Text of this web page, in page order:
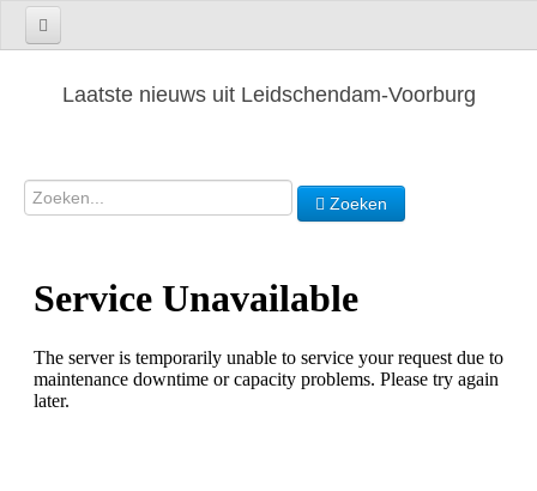
Laatste nieuws uit Leidschendam-Voorburg
Zoeken